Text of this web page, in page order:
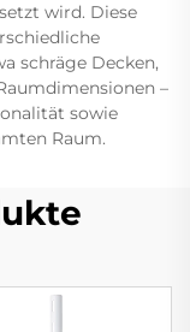
wird. Diese
schräge Decken,
–
sowie
Raum.